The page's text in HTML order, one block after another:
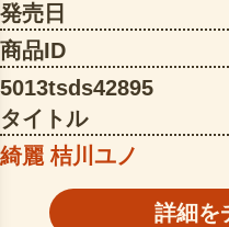
発売日
商品ID
5013tsds42895
タイトル
綺麗 桔川ユノ
詳細